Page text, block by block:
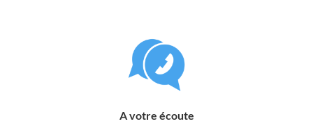
A votre écoute